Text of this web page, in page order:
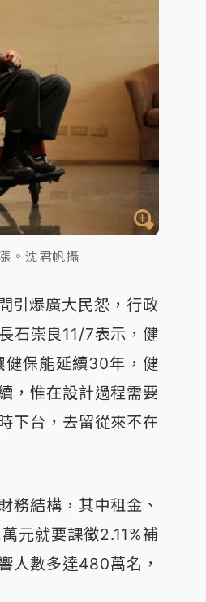
。沈君帆攝
引爆廣大民怨，行政
石崇良11/7表示，健
健保能延續30年，健
，惟在設計過程需要
下台，去留從來不在
務結構，其中租金、
元就要課徵2.11%補
人數多達480萬名，